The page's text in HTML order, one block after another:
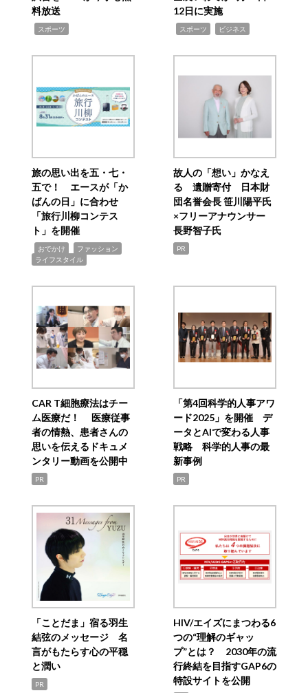
料放送
スポーツ
12日に実施
スポーツ ビジネス
旅の思い出を五・七・
五で！ エースが「か
ばんの日」に合わせ
「旅行川柳コンテス
ト」を開催
おでかけ ファッション
ライフスタイル
故人の「想い」かなえ
る 遺贈寄付 日本財
団名誉会長 笹川陽平氏
×フリーアナウンサー
長野智子氏
PR
CAR T細胞療法はチー
ム医療だ！ 医療従事
者の情熱、患者さんの
思いを伝えるドキュメ
ンタリー動画を公開中
PR
「第4回科学的人事アワ
ード2025」を開催 デ
ータとAIで変わる人事
戦略 科学的人事の最
新事例
PR
「ことだま」宿る羽生
結弦のメッセージ 名
言がもたらす心の平穏
と潤い
PR
HIV/エイズにまつわる6
つの“理解のギャッ
プ”とは？ 2030年の流
行終結を目指すGAP6の
特設サイトを公開